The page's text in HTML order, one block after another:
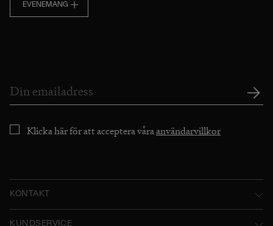
EVENEMANG
Klicka här för att acceptera våraanvändarvillkor
KONTAKT
KUNDSERVICE